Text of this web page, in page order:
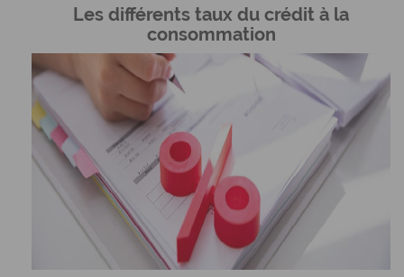
Les différents taux du crédit à la
consommation